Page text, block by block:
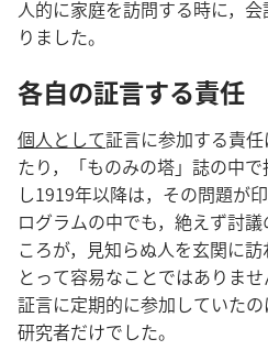
人的に家庭を訪問する時に，
りました。
各自の証言する責任
個人として証言に参加する責
たり，「ものみの塔」誌の中
し1919年以降は，その問題が
ログラムの中でも，絶えず討
ころが，見知らぬ人を玄関に
とって容易なことではありませ
証言に定期的に参加していた
研究者だけでした。